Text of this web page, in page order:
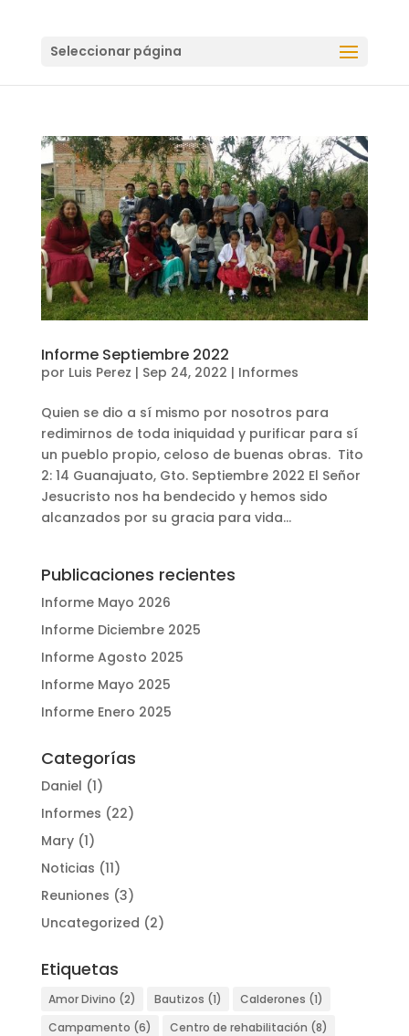
Seleccionar página
Informe Septiembre 2022
por Luis Perez | Sep 24, 2022 | Informes
Quien se dio a sí mismo por nosotros para
redimirnos de toda iniquidad y purificar para sí
un pueblo propio, celoso de buenas obras. Tito
2: 14 Guanajuato, Gto. Septiembre 2022 El Señor
Jesucristo nos ha bendecido y hemos sido
alcanzados por su gracia para vida...
Publicaciones recientes
Informe Mayo 2026
Informe Diciembre 2025
Informe Agosto 2025
Informe Mayo 2025
Informe Enero 2025
Categorías
Daniel (1)
Informes (22)
Mary(1)
Noticias (11)
Reuniones (3)
Uncategorized (2)
Etiquetas
Amor Divino (2) Bautizos (1) Calderones (1)
Campamento (6) Centro de rehabilitación (8)